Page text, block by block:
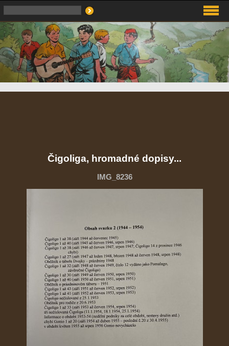
Čigoliga, hromadné dopisy...
IMG_8236